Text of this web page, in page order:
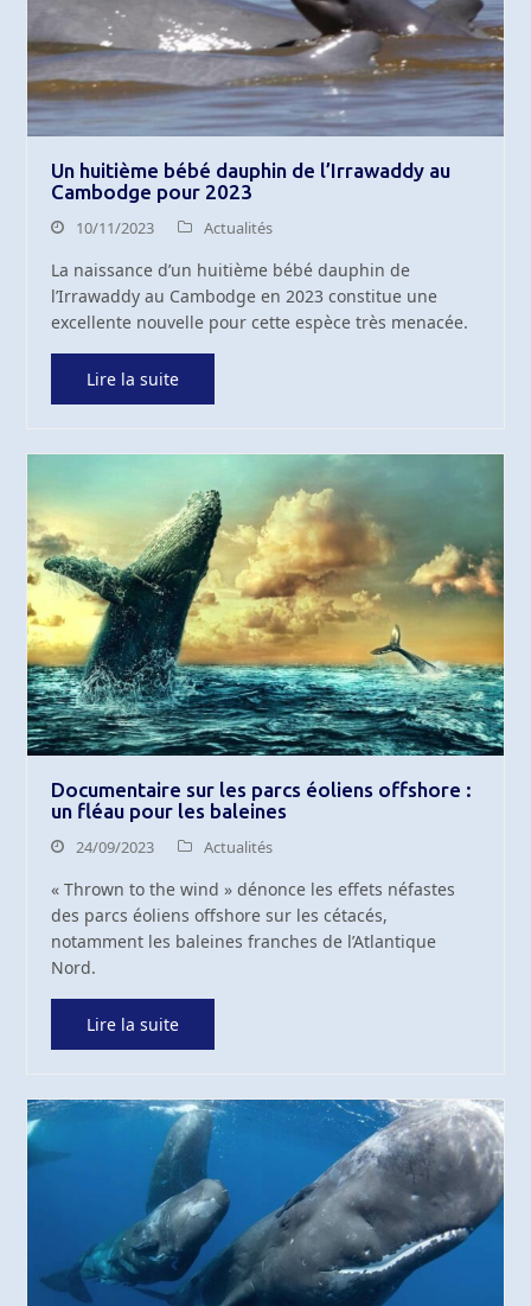
Un huitième bébé dauphin de l’Irrawaddy au
Cambodge pour 2023
10/11/2023 Actualités
La naissance d’un huitième bébé dauphin de
l’Irrawaddy au Cambodge en 2023 constitue une
excellente nouvelle pour cette espèce très menacée.
Lire la suite
Documentaire sur les parcs éoliens offshore :
un fléau pour les baleines
24/09/2023 Actualités
« Thrown to the wind » dénonce les effets néfastes
des parcs éoliens offshore sur les cétacés,
notamment les baleines franches de l’Atlantique
Nord.
Lire la suite